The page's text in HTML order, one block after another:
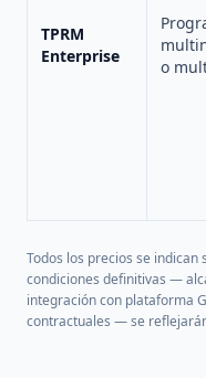
TPRM
Enterprise
o
Todos los precios se indican
condiciones definitivas —
integración con plataforma
contractuales — se